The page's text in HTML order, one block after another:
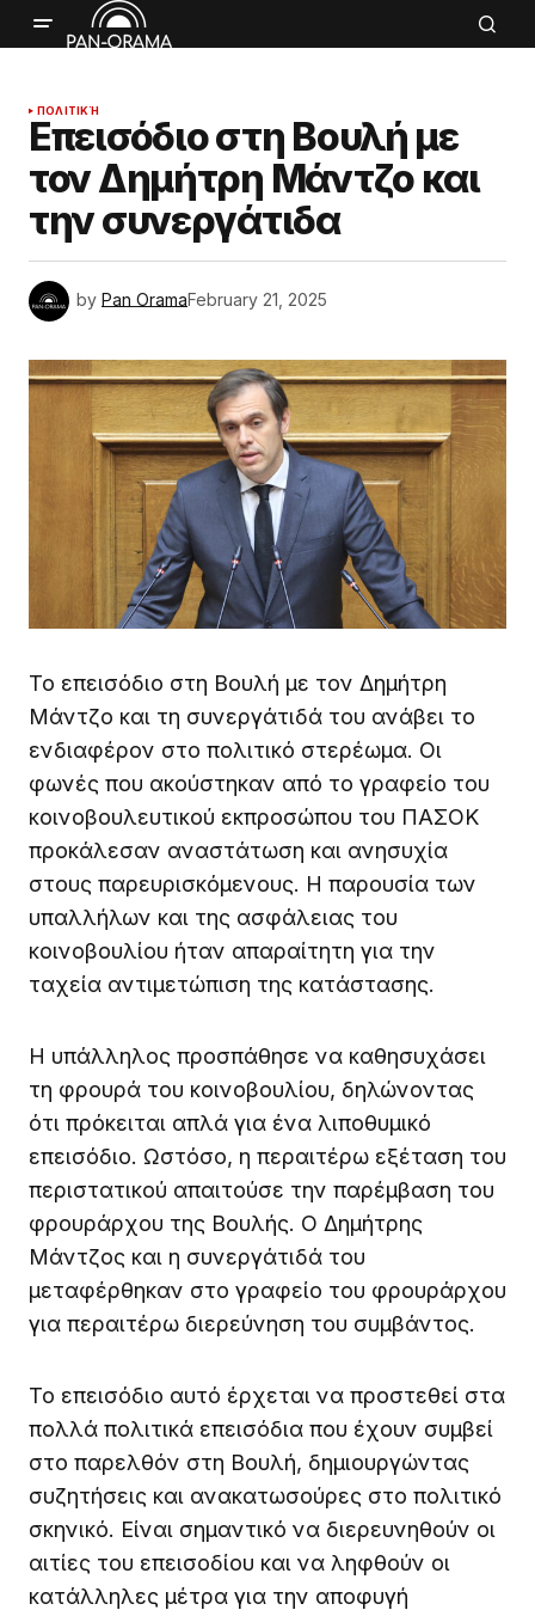
ΠΟΛΙΤΙΚΉ
Επεισόδιο στη Βουλή με
τον Δημήτρη Μάντζο και
την συνεργάτιδα
by Pan OramaFebruary 21, 2025
Το επεισόδιο στη Βουλή με τον Δημήτρη
Μάντζο και τη συνεργάτιδά του ανάβει το
ενδιαφέρον στο πολιτικό στερέωμα. Οι
φωνές που ακούστηκαν από το γραφείο του
κοινοβουλευτικού εκπροσώπου του ΠΑΣΟΚ
προκάλεσαν αναστάτωση και ανησυχία
στους παρευρισκόμενους. Η παρουσία των
υπαλλήλων και της ασφάλειας του
κοινοβουλίου ήταν απαραίτητη για την
ταχεία αντιμετώπιση της κατάστασης.
Η υπάλληλος προσπάθησε να καθησυχάσει
τη φρουρά του κοινοβουλίου, δηλώνοντας
ότι πρόκειται απλά για ένα λιποθυμικό
επεισόδιο. Ωστόσο, η περαιτέρω εξέταση του
περιστατικού απαιτούσε την παρέμβαση του
φρουράρχου της Βουλής. Ο Δημήτρης
Μάντζος και η συνεργάτιδά του
μεταφέρθηκαν στο γραφείο του φρουράρχου
για περαιτέρω διερεύνηση του συμβάντος.
Το επεισόδιο αυτό έρχεται να προστεθεί στα
πολλά πολιτικά επεισόδια που έχουν συμβεί
στο παρελθόν στη Βουλή, δημιουργώντας
συζητήσεις και ανακατωσούρες στο πολιτικό
σκηνικό. Είναι σημαντικό να διερευνηθούν οι
αιτίες του επεισοδίου και να ληφθούν οι
κατάλληλες μέτρα για την αποφυγή